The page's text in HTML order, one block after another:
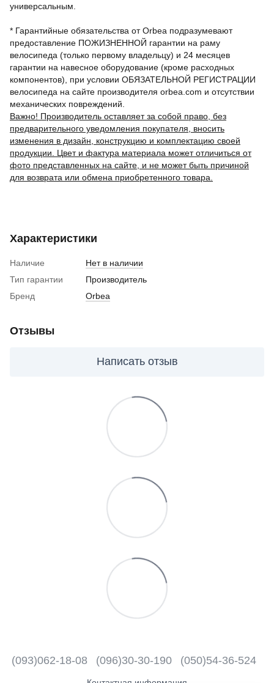
универсальным.
* Гарантийные обязательства от Orbea подразумевают
предоставление ПОЖИЗНЕННОЙ гарантии на раму
велосипеда (только первому владельцу) и 24 месяцев
гарантии на навесное оборудование (кроме расходных
компонентов), при условии ОБЯЗАТЕЛЬНОЙ РЕГИСТРАЦИИ
велосипеда на сайте производителя orbea.com и отсутствии
механических повреждений.
Важно! Производитель оставляет за собой право, без
предварительного уведомления покупателя, вносить
изменения в дизайн, конструкцию и комплектацию своей
продукции. Цвет и фактура материала может отличиться от
фото представленных на сайте, и не может быть причиной
для возврата или обмена приобретенного товара.
Характеристики
Наличие
Нет в наличии
Тип гарантии
Производитель
Бренд
Orbea
Отзывы
Написать отзыв
(093)062-18-08 (096)30-30-190 (050)54-36-524